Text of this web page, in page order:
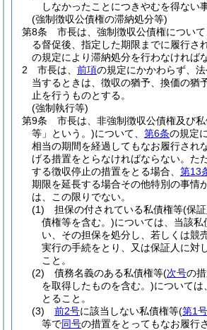
しなかったことにつきやむを得ない
(強制徴収公債権の滞納処分等)
第8条
市長は、強制徴収公債権について
る督促後、指定した期限までに履行さ
の規定により滞納処分を行わなければ
2
市長は、 前項の規定にかかわらず、
当するときは、徴収の猶予、換価の猶
止を行うものとする。
(強制執行等)
第9条
市長は、非強制徴収公債権及び
等」という。)について、 第6条の規定
相当の期間を経過してもなお履行され
げる措置をとらなければならない。 た
する徴収停止の措置をとる場合、 第13
期限を延長する場合その他特別の事情
は、この限りでない。
(1)
担保の付されている私債権等(保
債権等を含む。)については、当該私
い、その担保を処分し、若しくは競
実行の手続をとり、又は保証人に対
こと。
(2)
債務名義のある私債権等(次号の
を取得したものを含む。)については
とること。
(3)
前2号に該当しない私債権等(第1号
等で同号の措置をとってもなお履行